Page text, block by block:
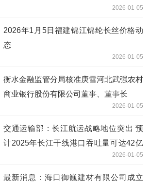
2026-01-05
2026年1月5日福建锦江锦纶长丝价格动
态
2026-01-05
衡水金融监管分局核准庚雪河北武强农村
商业银行股份有限公司董事、董事长
2026-01-05
交通运输部：长江航运战略地位突出 预
计2025年长江干线港口吞吐量可达42亿
2026-01-05
最新消息：海口御巍建材有限公司成立